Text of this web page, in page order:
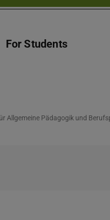
For Students
Allgemeine Pädagogik und